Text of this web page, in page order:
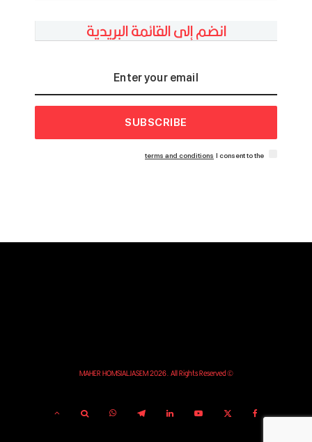
انضم إلى القائمة البريدية
SUBSCRIBE
I consent to the
terms and conditions
© MAHER HOMSIALJASEM 2026. All Rights Reserved